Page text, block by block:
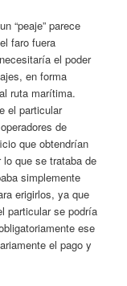
“peaje” parece
faro fuera
el poder
en forma
ruta marítima.
el particular
de
que obtendrían
que se trataba de
simplemente
erigirlos, ya que
particular se podría
ese
el pago y